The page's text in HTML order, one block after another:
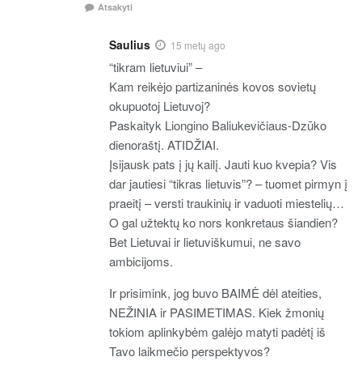
Atsakyti
Saulius 15 metų ago
“tikram lietuviui” –
Kam reikėjo partizaninės kovos sovietų
okupuotoj Lietuvoj?
Paskaityk Liongino Baliukevičiaus-Dzūko
dienoraštį. ATIDŽIAI.
Įsijausk pats į jų kailį. Jauti kuo kvepia? Vis
dar jautiesi “tikras lietuvis”? – tuomet pirmyn į
praeitį – versti traukinių ir vaduoti miestelių…
O gal užtektų ko nors konkretaus šiandien?
Bet Lietuvai ir lietuviškumui, ne savo
ambicijoms.
Ir prisimink, jog buvo BAIMĖ dėl ateities,
NEŽINIA ir PASIMETIMAS. Kiek žmonių
tokiom aplinkybėm galėjo matyti padėtį iš
Tavo laikmečio perspektyvos?